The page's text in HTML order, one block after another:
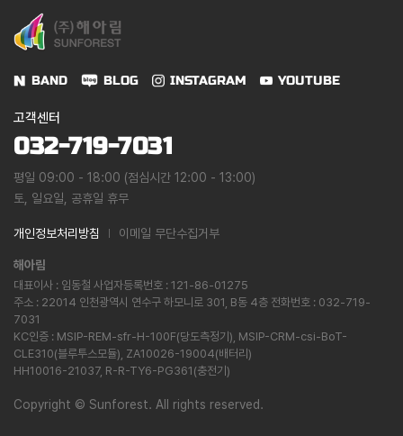
BAND BLOG INSTAGRAM YOUTUBE
고객센터
032-719-7031
평일 09:00 - 18:00 (점심시간 12:00 - 13:00)
토, 일요일, 공휴일 휴무
개인정보처리방침 이메일 무단수집거부
해아림
대표이사 : 임동철 사업자등록번호 : 121-86-01275
주소 : 22014 인천광역시 연수구 하모니로 301, B동 4층 전화번호 : 032-719-
7031
KC인증 : MSIP-REM-sfr-H-100F(당도측정기), MSIP-CRM-csi-BoT-
CLE310(블루투스모듈), ZA10026-19004(배터리)
HH10016-21037, R-R-TY6-PG361(충전기)
Copyright © Sunforest. All rights reserved.